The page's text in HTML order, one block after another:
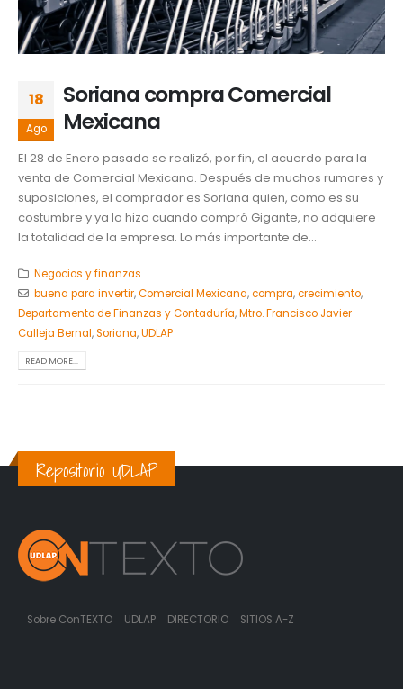
18
Ago
Soriana compra Comercial
Mexicana
El 28 de Enero pasado se realizó, por fin, el acuerdo para la
venta de Comercial Mexicana. Después de muchos rumores y
suposiciones, el comprador es Soriana quien, como es su
costumbre y ya lo hizo cuando compró Gigante, no adquiere
la totalidad de la empresa. Lo más importante de...
Negocios y finanzas
buena para invertir,Comercial Mexicana,compra,crecimiento,
Departamento de Finanzas y Contaduría,Mtro. Francisco Javier
Calleja Bernal,Soriana,UDLAP
READ MORE...
Repositorio UDLAP
Sobre ConTEXTO UDLAP DIRECTORIO SITIOS A-Z